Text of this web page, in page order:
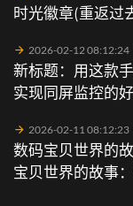
时光徽章(重返过
2026-02-12 08:12:24
新标题：用这款
实现同屏监控的
2026-02-11 08:12:23
数码宝贝世界的
宝贝世界的故事